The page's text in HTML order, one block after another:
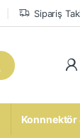
Sipariş
Konnnektör